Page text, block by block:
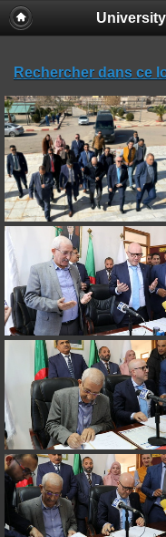
Rechercher dans ce